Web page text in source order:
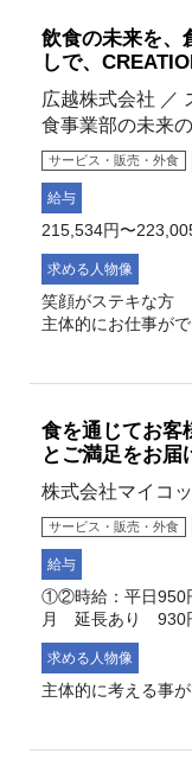
飲食の未来を、
しで、
広越株式会社 ／
食事業部の未来
サービス・販売・外食
給与
215,534円〜
求める人物像
笑顔がステキな方
主体的にお仕事が
食を通じてお客
とご満足をお届
株式会社マイコ
サービス・販売・外食
給与
①②時給：平日
月 延長あり 930
求める人物像
主体的に考える事